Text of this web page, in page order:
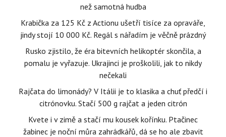
než samotná hudba
Krabička za 125 Kč z Actionu ušetří tisíce za opraváře,
jindy stojí 10 000 Kč. Regál s nářadím je věčně prázdný
Rusko zjistilo, že éra bitevních helikoptér skončila, a
pomalu je vyřazuje. Ukrajinci je proškolili, jak to nikdy
nečekali
Rajčata do limonády? V Itálii je to klasika a chuť předčí i
citrónovku. Stačí 500 g rajčat a jeden citrón
Kvete i v zimě a stačí mu kousek kořínku. Ptačinec
žabinec je noční můra zahrádkářů, dá se ho ale zbavit